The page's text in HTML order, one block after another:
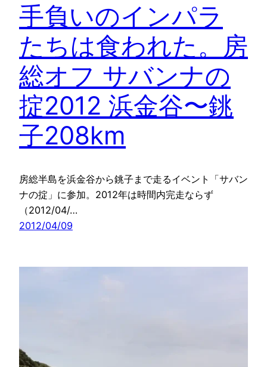
手負いのインパラ
たちは食われた。房
総オフ サバンナの
掟2012 浜金谷〜銚
子208km
房総半島を浜金谷から銚子まで走るイベント「サバン
ナの掟」に参加。2012年は時間内完走ならず
（2012/04/…
2012/04/09